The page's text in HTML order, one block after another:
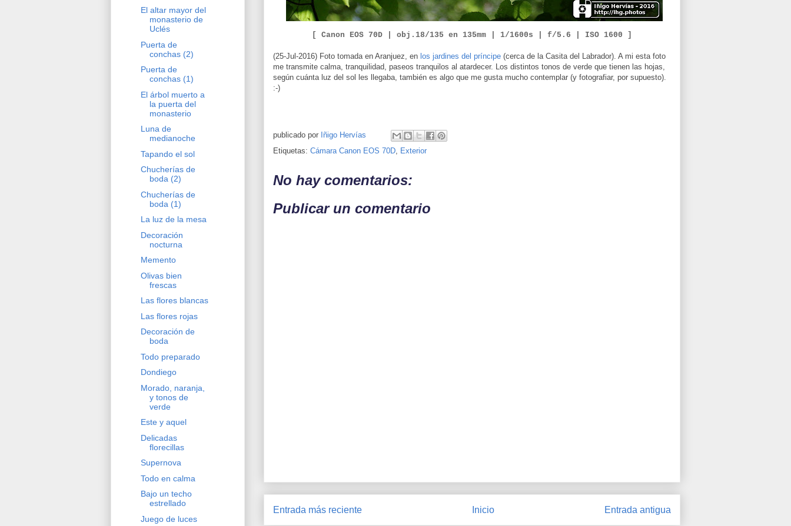
[ Canon EOS 70D | obj. 18/135 en 135mm | 1/1600s | f/5.6 ISO 1600 ]
(25-Jul-2016) Foto tomada en Aranjuez, en los jardines del príncipe (cerca de la Casita del Labrador). A mi esta foto
me transmite calma, tranquilidad, paseos tranquilos al atardecer. Los distintos tonos de verde que tienen las hojas,
según cuánta luz del sol les llegaba, también es algo que me gusta mucho contemplar (y fotografiar, por supuesto).
:-)
publicado por Iñigo Hervías
Etiquetas: Cámara Canon EOS 70D, Exterior
No hay comentarios:
Publicar un comentario
Entrada más reciente Entrada antigua
Inicio
El altar mayor del
monasterio de
Uclés
Puerta de
conchas (2)
Puerta de
conchas (1)
El árbol muerto a
la puerta del
monasterio
Luna de
medianoche
Tapando el sol
Chucherías de
boda (2)
Chucherías de
boda (1)
La luz de la mesa
Decoración
nocturna
Memento
Olivas bien
frescas
Las flores blancas
Las flores rojas
Decoración de
boda
Todo preparado
Dondiego
Morado, naranja,
y tonos de
verde
Este y aquel
Delicadas
florecillas
Supernova
Todo en calma
Bajo un techo
estrellado
Juego de luces